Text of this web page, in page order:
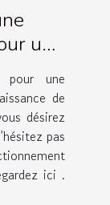
une
pour une
de
désirez
pas
ici .